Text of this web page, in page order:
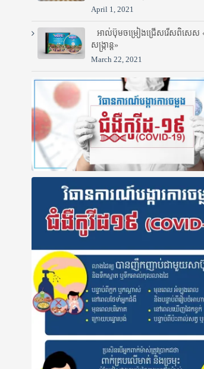
April 1, 2021
អាល់ប៊ុមចម្រៀងជ្រើសរើសពិសេស «រ
សង្ក្រាន្ត»
March 22, 2021